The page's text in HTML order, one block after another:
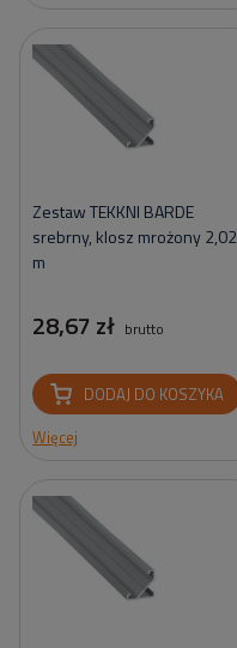
Zestaw TEKKNI BARDE
srebrny, klosz mrożony 2,02
m
28,67 zł brutto
DODAJ DO KOSZYKA
Więcej